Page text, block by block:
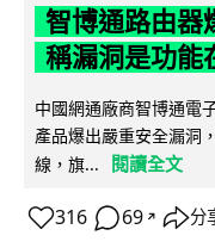
智博通路由器
稱漏洞是功能
中國網通廠商智博通電
產品爆出嚴重安全漏洞
線，旗...
閱讀全文
316 69 ↗ 分